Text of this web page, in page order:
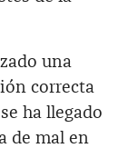
una
correcta
ha llegado
de mal en